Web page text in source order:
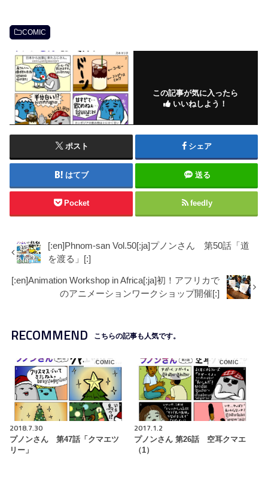
COMIC
この記事が気に入ったら
いいねしよう！
ポスト シェア
はてブ 送る
Pocket feedly
[:en]Phnom-san Vol.50[:ja]プノンさん 第50話「道
を渡る」[:]
[:en]Animation Workshop in Africa[:ja]初！アフリカで
のアニメーションワークショップ開催[:]
RECOMMEND こちらの記事も人気です。
COMIC
2018.7.30
プノンさん 第47話「クマエツ
リー」
COMIC
2017.1.2
プノンさん 第26話 空耳クマエ
（1）